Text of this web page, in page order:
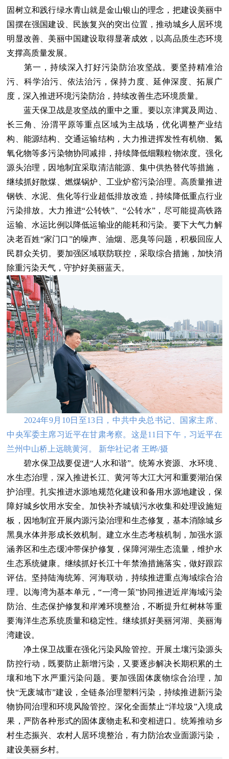
固树立和践行绿水青山就是金山银山的理念，把建设美丽中
国摆在强国建设、民族复兴的突出位置，推动城乡人居环境
明显改善、美丽中国建设取得显著成效，以高品质生态环境
支撑高质量发展。
第一，持续深入打好污染防治攻坚战。要坚持精准治
污、科学治污、依法治污，保持力度、延伸深度、拓展广
度，深入推进环境污染防治，持续改善生态环境质量。
蓝天保卫战是攻坚战的重中之重。要以京津冀及周边、
长三角、汾渭平原等重点区域为主战场，优化调整产业结
构、能源结构、交通运输结构，大力推进挥发性有机物、氮
氧化物等多污染物协同减排，持续降低细颗粒物浓度。强化
源头治理，因地制宜采取清洁能源、集中供热替代等措施，
继续抓好散煤、燃煤锅炉、工业炉窑污染治理。高质量推进
钢铁、水泥、焦化等行业超低排放改造，持续降低重点行业
污染排放。大力推进“公转铁”、“公转水”，尽可能提高铁路
运输、水运比例以降低运输业的能耗和污染。要下大气力解
决老百姓“家门口”的噪声、油烟、恶臭等问题，积极回应人
民群众关切。要加强区域联防联控，采取综合措施，加快消
除重污染天气，守护好美丽蓝天。
2024年9月10日至13日，中共中央总书记、国家主席、
中央军委主席习近平在甘肃考察。这是11日下午，习近平在
兰州中山桥上远眺黄河。 新华社记者 王晔/摄
碧水保卫战要促进“人水和谐”。统筹水资源、水环境、
水生态治理，深入推进长江、黄河等大江大河和重要湖泊保
护治理。扎实推进水源地规范化建设和备用水源地建设，保
障好城乡饮用水安全。加快补齐城镇污水收集和处理设施短
板，因地制宜开展内源污染治理和生态修复，基本消除城乡
黑臭水体并形成长效机制。建立水生态考核机制，加强水源
涵养区和生态缓冲带保护修复，保障河湖生态流量，维护水
生态系统健康。继续抓好长江十年禁渔措施落实，做好跟踪
评估。坚持陆海统筹、河海联动，持续推进重点海域综合治
理。以海湾为基本单元，“一湾一策”协同推进近岸海域污染
防治、生态保护修复和岸滩环境整治，不断提升红树林等重
要海洋生态系统质量和稳定性。继续抓好美丽河湖、美丽海
湾建设。
净土保卫战重在强化污染风险管控。开展土壤污染源头
防控行动，既要防止新增污染，又要逐步解决长期积累的土
壤和地下水严重污染问题。要加强固体废物综合治理，加
快“无废城市”建设，全链条治理塑料污染，持续推进新污染
物协同治理和环境风险管控。深化全面禁止“洋垃圾”入境成
果，严防各种形式的固体废物走私和变相进口。统筹推动乡
村生态振兴、农村人居环境整治，有力防治农业面源污染，
建设美丽乡村。